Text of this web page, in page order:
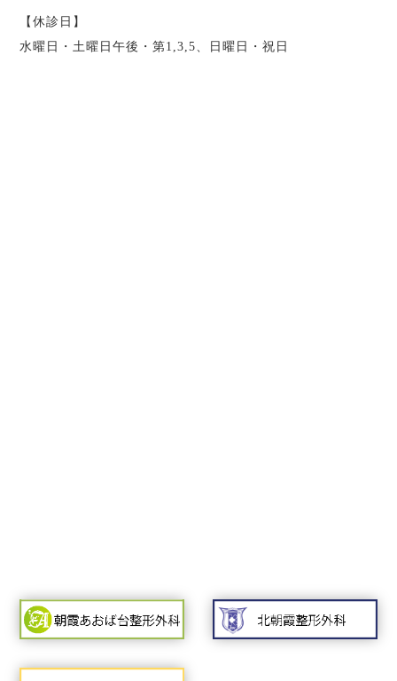
【休診日】
水曜日・土曜日午後・第1,3,5、日曜日・祝日